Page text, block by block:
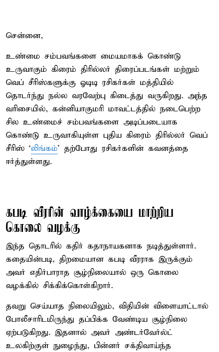
சென்னை,
உண்மை சம்பவங்களை மையமாகக் கொண்டு
உருவாகும் கிரைம் திரில்லர் திரைப்படங்கள் மற்றும்
வெப் சீரிஸ்களுக்கு ஓடிடி ரசிகர்கள் மத்தியில்
தொடர்ந்து நல்ல வரவேற்பு கிடைத்து வருகிறது. அந்த
வரிசையில், கன்னியாகுமரி மாவட்டத்தில் நடைபெற்ற
சில உண்மைச் சம்பவங்களை அடிப்படையாக
கொண்டு உருவாகியுள்ள புதிய கிரைம் திரில்லர் வெப்
சீரிஸ் ‘லிங்கம்’ தற்போது ரசிகர்களின் கவனத்தை
ஈர்த்துள்ளது.
கபடி வீரரின் வாழ்க்கையை மாற்றிய
கொலை வழக்கு
இந்த தொடரில் கதிர் கதாநாயகனாக நடித்துள்ளார்.
கதையின்படி, திறமையான கபடி வீரராக இருக்கும்
அவர் எதிர்பாராத சூழ்நிலையால் ஒரு கொலை
வழக்கில் சிக்கிக்கொள்கிறார்.
தவறு செய்யாத நிலையிலும், விதியின் விளையாட்டால்
போலீசாரிடமிருந்து தப்பிக்க வேண்டிய சூழ்நிலை
ஏற்படுகிறது. இதனால் அவர் அண்டர்வேர்ல்ட்
உலகிற்குள் நுழைந்து, பின்னர் சக்திவாய்ந்த